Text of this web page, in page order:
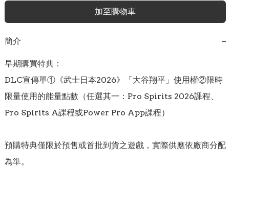
加至購物車
簡介 −
早期購買特典：
DLC宣傳單①《武士日本2026》「大谷翔平」使用權②限時
限量使用的能量點數（任選其一：Pro Spirits 2026課程、
Pro Spirits A課程或Power Pro App課程）
預購特典僅限於預售或首批到貨之遊戲，實際供應依廠商分配
為準。